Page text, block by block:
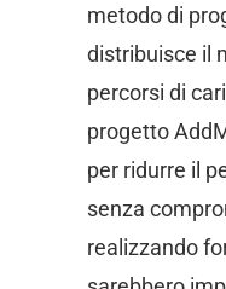
metodo di
distribuisce il
percorsi di
progetto
per ridurre il
senza
realizzando